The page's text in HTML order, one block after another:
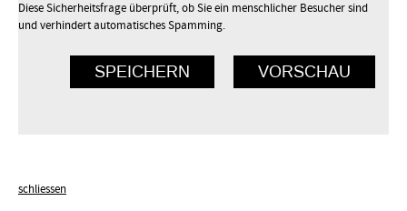
Diese Sicherheitsfrage überprüft, ob Sie ein menschlicher Besucher sind
und verhindert automatisches Spamming.
schliessen